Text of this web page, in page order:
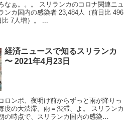
人増）、死者 116人（前日比 7人増）。 ...
経済ニュースで知るスリランカ
〜 2021年4月23日